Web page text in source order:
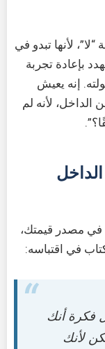
لأنها تبدو في
بإعادة تجربة
إنه يعيش
الداخل، لأنه لم
الداخل
في مصدر قيمتك،
في اقتباسه:
فكرة أنك
لأنك